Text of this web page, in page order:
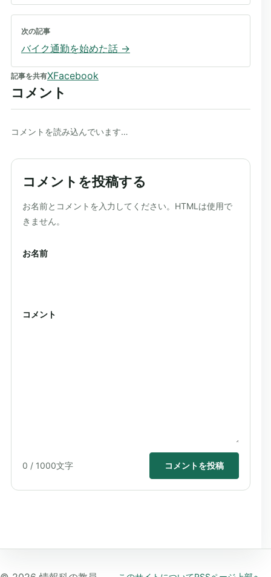
次の記事
バイク通勤を始めた話→
記事を共有XFacebook
コメント
コメントを読み込んでいます…
コメントを投稿する
お名前とコメントを入力してください。HTMLは使用で
きません。
お名前
コメント
0 / 1000文字 コメントを投稿
ウェブサイト